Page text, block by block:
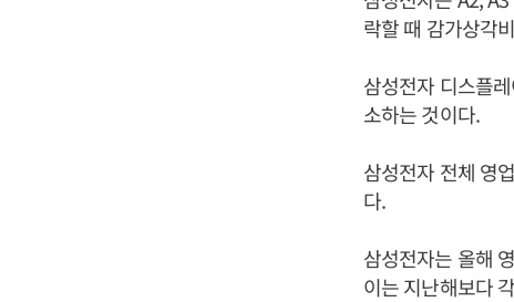
락할 때 감가상각
삼성전자 디스플
소하는 것이다.
삼성전자 전체 영
다.
삼성전자는 올해
이는 지난해보다